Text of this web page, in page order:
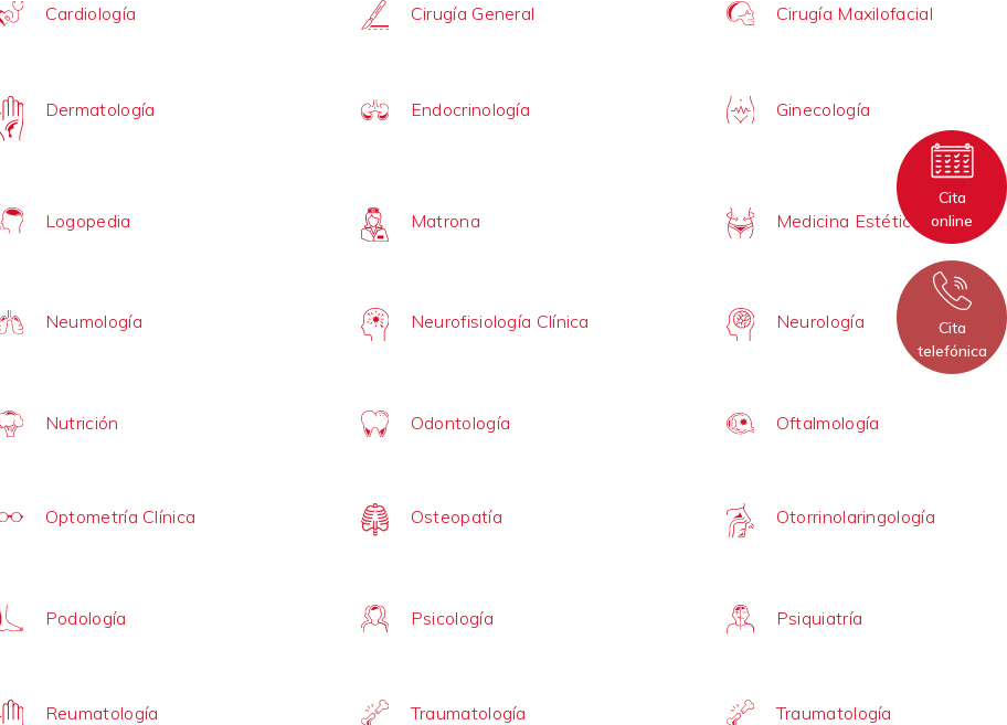
Cardiología Cirugía General Cirugía Maxilofacial
Dermatología Endocrinología Ginecología
Logopedia Matrona Medicina Estética
Neumología Neurofisiología Clínica Neurología
Nutrición Odontología Oftalmología
Optometría Clínica Osteopatía Otorrinolaringología
Podología Psicología Psiquiatría
Reumatología Traumatología
Traumatología
Cita
online
Cita
telefónica